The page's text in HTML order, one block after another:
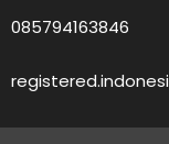
085794163846